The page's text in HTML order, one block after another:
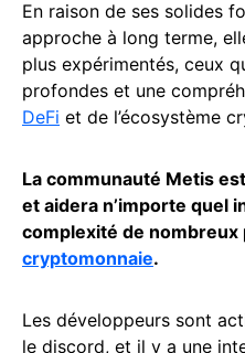
En raison de ses solides
approche à long terme,
plus expérimentés, ceux
profondes et une
DeFi et de l’écosystème
La communauté Metis
et aidera n’importe quel
complexité de nombreux
cryptomonnaie.
Les développeurs sont
le discord, et il y a une